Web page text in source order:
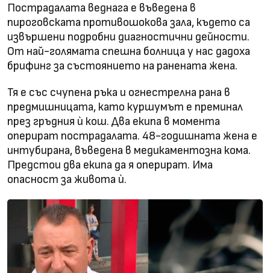
Пострадалата веднага е въведена в
пироговската противошокова зала, където са
извършени подробни диагностични дейности.
От най-голямата спешна болница у нас дадоха
брифинг за състоянието на ранената жена.
Тя е със счупена ръка и огнестрелна рана в
предмишницата, като куршумът е преминал
през гръдния ѝ кош. Два екипа в момента
оперират пострадалата. 48-годишната жена е
интубирана, въведена в медикаментозна кома.
Предстои два екипа да я оперират. Има
опасност за живота ѝ.